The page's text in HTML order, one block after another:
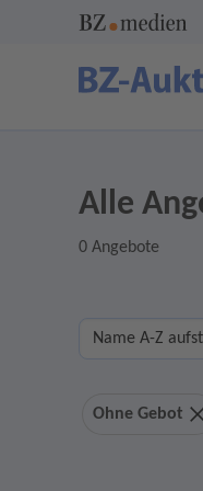
Alle
0 Angebote
Ohne Gebot